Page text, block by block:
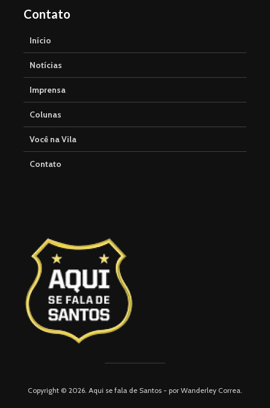
Contato
Início
Notícias
Imprensa
Colunas
Você na Vila
Contato
Copyright © 2026. Aqui se fala de Santos - por Wanderley Correa.